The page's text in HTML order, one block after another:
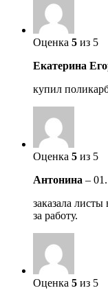
Оценка 5 из 5
Екатерина
купил
Оценка 5 из 5
Антонина –
заказала
за работу.
Оценка 5 из 5